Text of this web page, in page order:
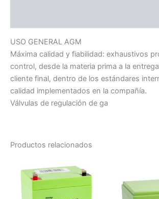
USO GENERAL AGM
Máxima calidad y fiabilidad: exhaustivos
control, desde la materia prima a la
cliente final, dentro de los estándares
calidad implementados en la compañía.
Válvulas de regulación de ga
Productos relacionados